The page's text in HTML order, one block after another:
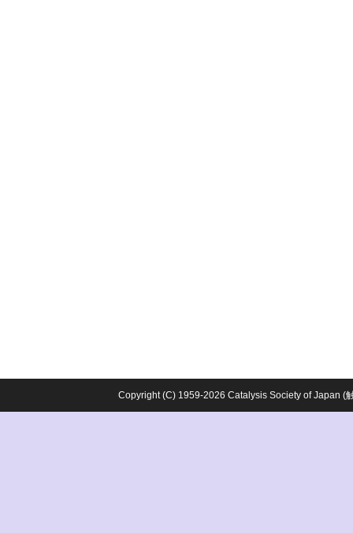
Copyright (C) 1959-2026 Catalysis Society of Japan (